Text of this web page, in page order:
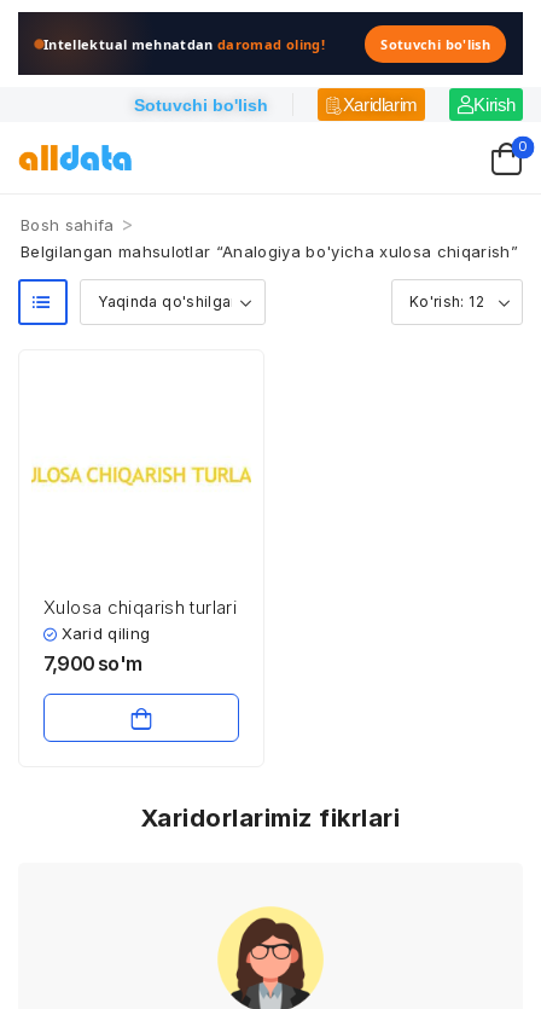
Intellektual mehnatdandaromad oling! Sotuvchi bo'lish
Sotuvchi bo'lish Xaridlarim Kirish
0
Bosh sahifa >
Belgilangan mahsulotlar “Analogiya bo'yicha xulosa chiqarish”
Xulosa chiqarish turlari
Xarid qiling
7,900 so'm
Xaridorlarimiz fikrlari